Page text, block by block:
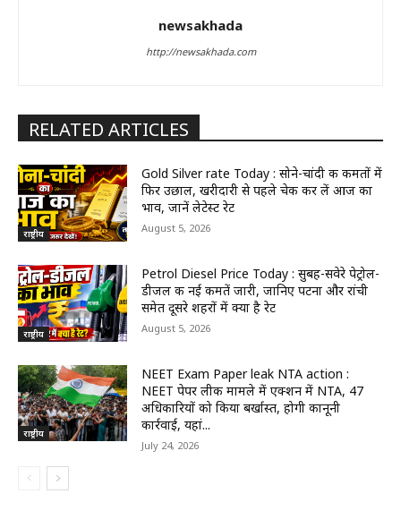
newsakhada
http://newsakhada.com
RELATED ARTICLES
राष्ट्रीय
Gold Silver rate Today : सोने-चांदी की कीमतों में
फिर उछाल, खरीदारी से पहले चेक कर लें आज का
भाव, जानें लेटेस्ट रेट
August 5, 2026
राष्ट्रीय
Petrol Diesel Price Today : सुबह-सवेरे पेट्रोल-
डीजल की नई कीमतें जारी, जानिए पटना और रांची
समेत दूसरे शहरों में क्या है रेट
August 5, 2026
राष्ट्रीय
NEET Exam Paper leak NTA action :
NEET पेपर लीक मामले में एक्शन में NTA, 47
अधिकारियों को किया बर्खास्त, होगी कानूनी
कार्रवाई, यहां...
July 24, 2026